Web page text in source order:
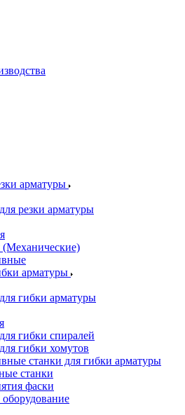
арматуры
резки арматуры
арматуры
гибки арматуры
гибки спиралей
гибки хомутов
станки для гибки арматуры
станки
фаски